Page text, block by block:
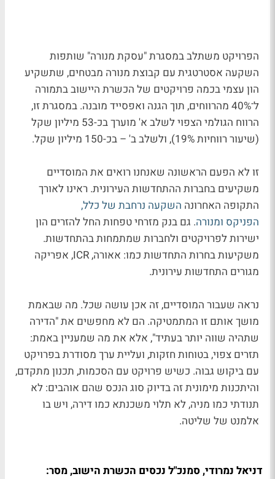
הפרויקט משתלב במסגרת "עסקת מנורה" שותפות
השקעה אסטרטגית עם קבוצת מנורה מבטחים, שתשקיע
הון עצמי בכמה פרויקטים של הכשרת היישוב בתמורה
ל־40% מהרווחים, תוך הגנה ואפסייד מובנה. במסגרת זו,
הרווח הגולמי הצפוי לשלב א' מוערך בכ-53 מיליון שקל
(שיעור רווחיות 19%), ולשלב ב' – בכ-150 מיליון שקל.
זו לא הפעם הראשונה שאנחנו רואים את המוסדיים
משקיעים בחברות ההתחדשות העירונית. ראינו לאורך
התקופה האחרונה השקעה נרחבת של כלל,
הפניקס ומנורה. גם בנק מזרחי טפחות החל להזרים הון
ישירות לפרויקטים ולחברות שמתמחות בהתחדשות.
משקיעות בחרות התחדשות כמו: אאורה, ICR, אפריקה
מגורים התחדשות עירונית.
נראה שעבור המוסדיים, זה אכן עושה שכל. מה שבאמת
מושך אותם זו המתמטיקה. הם לא מחפשים את "הדירה
שתהיה שווה יותר בעתיד", אלא את מה שמעניין באמת:
תזרים צפוי, בטוחות חזקות, ועליית ערך מסודרת בפרויקט
עם ביקוש גבוה. כשיש פרויקט עם הסכמות, תכנון מתקדם,
והיתכנות מימונית זה בדיוק סוג הנכס שהם אוהבים: לא
תנודתי כמו מניה, לא תלוי משכנתא כמו דירה, ויש בו
אלמנט של שליטה.
דניאל נמרודי, סמנכ"ל נכסים הכשרת הישוב, מסר: